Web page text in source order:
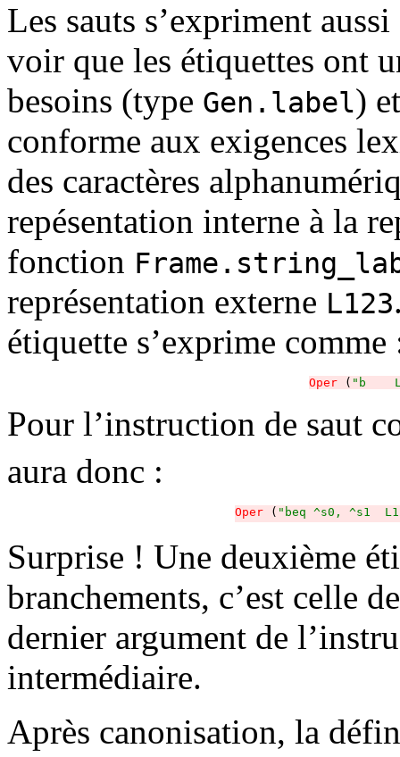
Les sauts s’expriment
voir que les étiquettes ont
besoins (type Gen.label)
conforme aux exigences
des caractères
repésentation interne à la
fonction
représentation externe L123
étiquette s’exprime comme
Oper ( "b
Pour l’instruction de saut
aura donc :
Oper ( "beq ^s0, ^s1
Surprise ! Une deuxième
branchements, c’est celle
dernier argument de
intermédiaire.
Après canonisation, la